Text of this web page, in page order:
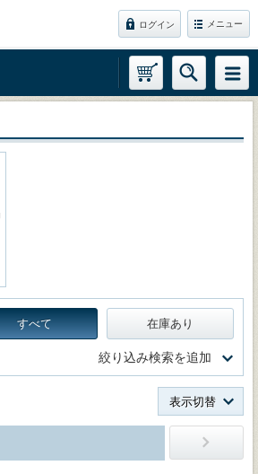
ログイン メニュー
すべて 在庫あり
絞り込み検索を追加
表示切替